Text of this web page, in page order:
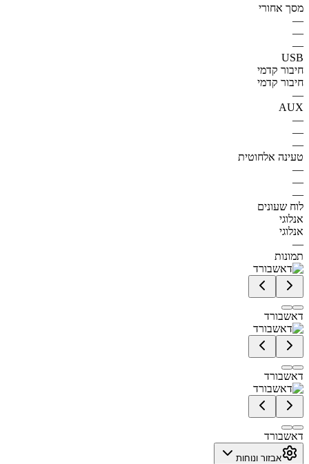
מסך אחורי
—
—
—
USB
חיבור קדמי
חיבור קדמי
—
AUX
—
—
—
טעינה אלחוטית
—
—
—
לוח שעונים
אנלוגי
אנלוגי
—
תמונות
דאשבורד
דאשבורד
דאשבורד
אבזור ונוחות